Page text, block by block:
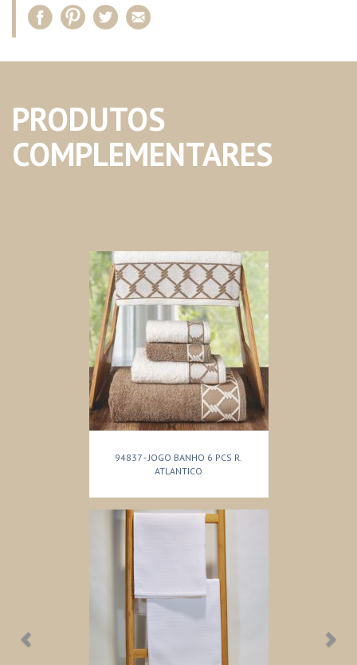
PRODUTOS
COMPLEMENTARES
94837 - JOGO BANHO 6 PCS R.
ATLANTICO